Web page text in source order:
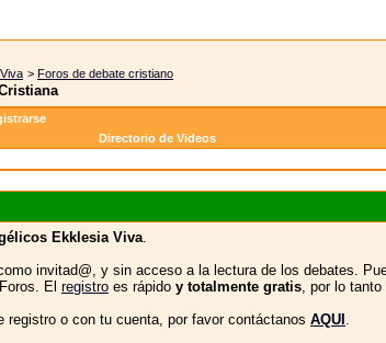
> Foros de debate cristiano
Directorio de Videos
Ekklesia Viva.
invitad@, y sin acceso a la lectura de los debates.
El registro es rápido y totalmente gratis, por lo
registro o con tu cuenta, por favor contáctanos AQUI .